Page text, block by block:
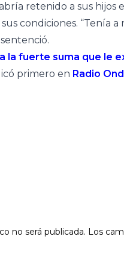
retenido a sus
condiciones. “Tenía a
la fuerte suma que le
primero en Radio
no será publicada. Los